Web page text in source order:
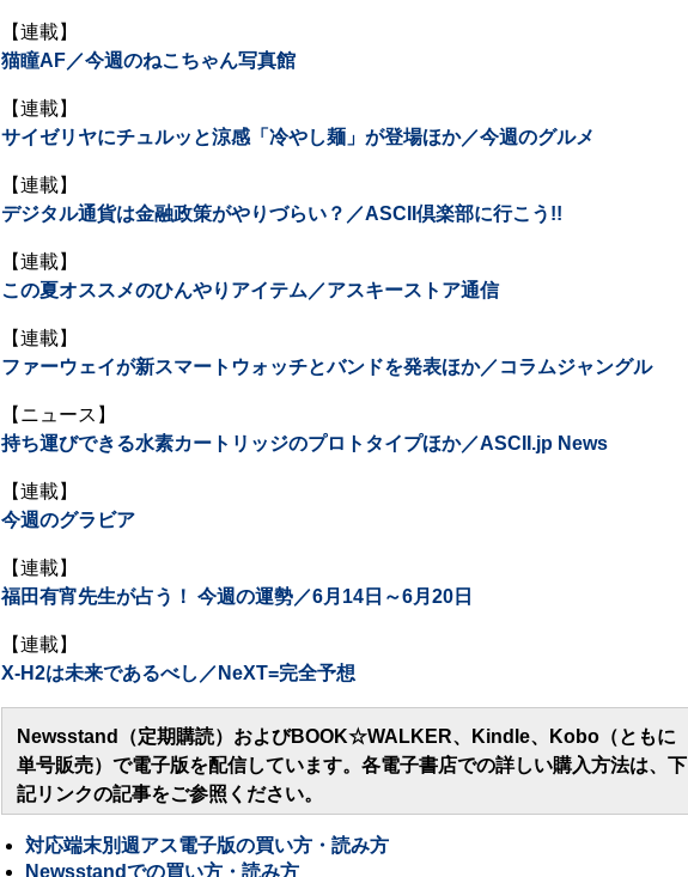
【連載】
猫瞳AF／今週のねこちゃん写真館
【連載】
サイゼリヤにチュルッと涼感「冷やし麺」が登場ほか／今週のグルメ
【連載】
デジタル通貨は金融政策がやりづらい？／ASCII倶楽部に行こう!!
【連載】
この夏オススメのひんやりアイテム／アスキーストア通信
【連載】
ファーウェイが新スマートウォッチとバンドを発表ほか／コラムジャングル
【ニュース】
持ち運びできる水素カートリッジのプロトタイプほか／ASCII.jp News
【連載】
今週のグラビア
【連載】
福田有宵先生が占う！ 今週の運勢／6月14日～6月20日
【連載】
X-H2は未来であるべし／NeXT=完全予想
Newsstand（定期購読）およびBOOK☆WALKER、Kindle、Kobo（ともに
単号販売）で電子版を配信しています。各電子書店での詳しい購入方法は、下
記リンクの記事をご参照ください。
対応端末別週アス電子版の買い方・読み方
Newsstandでの買い方・読み方